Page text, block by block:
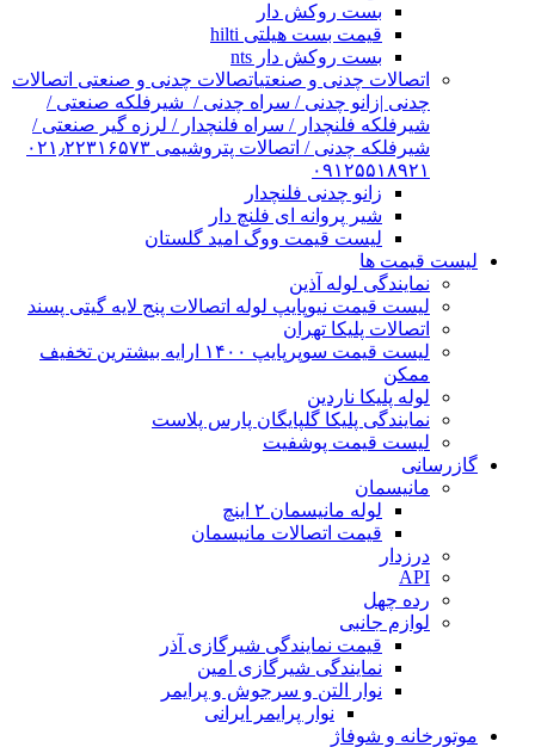
بست روکش دار
قیمت بست هیلتی hilti
بست روکش دار nts
اتصالات چدنی و صنعتیاتصالات چدنی و صنعتی اتصالات
چدنی |زانو چدنی / سراه چدنی / شیرفلکه صنعتی /
شیرفلکه فلنچدار / سراه فلنچدار / لرزه گیر صنعتی /
شیرفلکه چدنی / اتصالات پتروشیمی ۰۲۱٫۲۲۳۱۶۵۷۳
۰۹۱۲۵۵۱۸۹۲۱
زانو چدنی فلنچدار
شیر پروانه ای فلنچ دار
لیست قیمت ووگ امید گلستان
لیست قیمت ها
نمایندگی لوله آذین
لیست قیمت نیوپایپ لوله اتصالات پنج لایه گیتی پسند
اتصالات پلیکا تهران
لیست قیمت سوپرپایپ ۱۴۰۰ ارایه بیشترین تخفیف
ممکن
لوله پلیکا ناردین
نمایندگی پلیکا گلپایگان پارس پلاست
لیست قیمت پوشفیت
گازرسانی
مانیسمان
لوله مانیسمان ۲ اینچ
قیمت اتصالات مانیسمان
درزدار
API
رده چهل
لوازم جانبی
قیمت نمایندگی شیرگازی آذر
نمایندگی شیرگازی امین
نوار التن و سرجوش و پرایمر
نوار پرایمر ایرانی
موتورخانه و شوفاژ